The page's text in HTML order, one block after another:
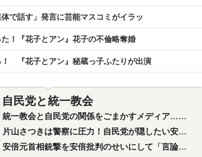
で話す」発言に芸能マスコミがイラッ
！『花子とアン』花子の不倫略奪婚
！ 『花子とアン』秘蔵っ子ふたりが出演
民党と統一教会
統一教会と自民党の関係をごまかすメディア…民放は有田芳生に発言自粛を要求
片山さつきは警察に圧力！自民党が隠したい安倍元首相と統一教会の深い関係
安倍元首相銃撃を安倍批判のせいにして「言論封殺」に利用する自民党応援団